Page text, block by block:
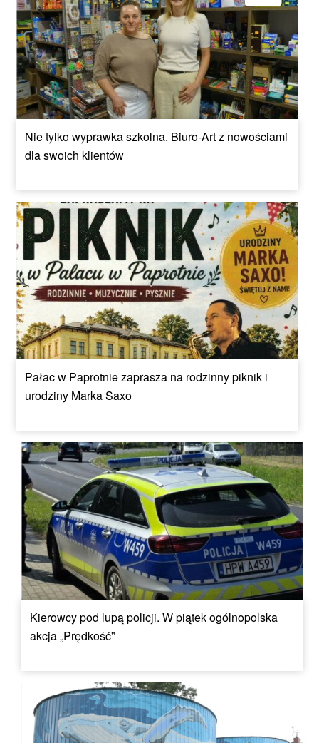
Nie tylko wyprawka szkolna. Biuro-Art z nowościami
dla swoich klientów
Pałac w Paprotnie zaprasza na rodzinny piknik i
urodziny Marka Saxo
Kierowcy pod lupą policji. W piątek ogólnopolska
akcja „Prędkość”